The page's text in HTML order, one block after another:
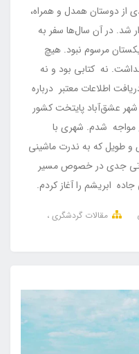
از دوستان همدل و همراه،
شد. در آن سال‌ها سفر به
مرسوم نبود. هیچ
نه کتابی بود و نه
اطلاعات معتبر درباره
شهر عشق‌آباد پایتخت کشور
مواجه شدم. شهری با
طویل که به ندرت ماشینی
جدی در خصوص مسیر
ابریشم را آغاز کردم.
مقالات گردشگری